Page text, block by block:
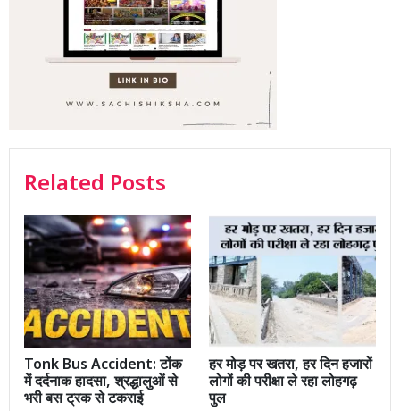
Related Posts
Tonk Bus Accident: टोंक
में दर्दनाक हादसा, श्रद्धालुओं से
भरी बस ट्रक से टकराई
हर मोड़ पर खतरा, हर दिन हजारों
लोगों की परीक्षा ले रहा लोहगढ़
पुल